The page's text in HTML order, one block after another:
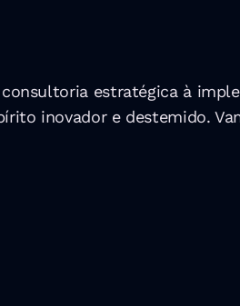
estratégica à
inovador e destemido.